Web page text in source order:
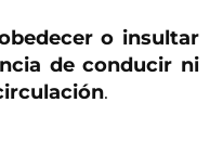
o insultar
de conducir ni
.